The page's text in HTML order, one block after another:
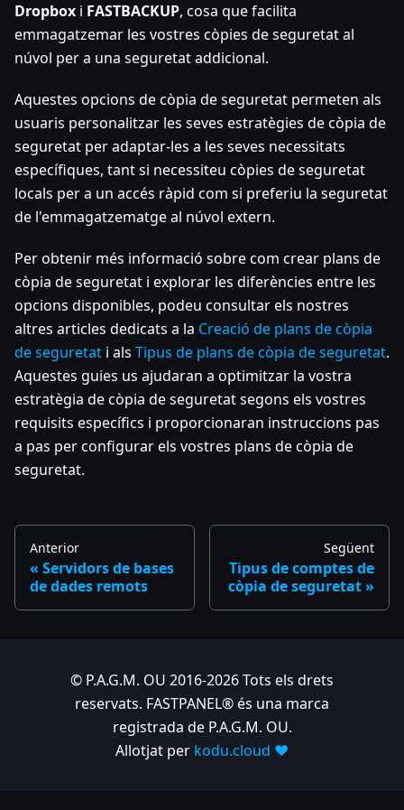
Dropbox i FASTBACKUP, cosa que facilita
emmagatzemar les vostres còpies de seguretat al
núvol per a una seguretat addicional.
Aquestes opcions de còpia de seguretat permeten als
usuaris personalitzar les seves estratègies de còpia de
seguretat per adaptar-les a les seves necessitats
específiques, tant si necessiteu còpies de seguretat
locals per a un accés ràpid com si preferiu la seguretat
de l'emmagatzematge al núvol extern.
Per obtenir més informació sobre com crear plans de
còpia de seguretat i explorar les diferències entre les
opcions disponibles, podeu consultar els nostres
altres articles dedicats a la Creació de plans de còpia
de seguretat i als Tipus de plans de còpia de seguretat.
Aquestes guies us ajudaran a optimitzar la vostra
estratègia de còpia de seguretat segons els vostres
requisits específics i proporcionaran instruccions pas
a pas per configurar els vostres plans de còpia de
seguretat.
Anterior
Servidors de bases
de dades remots
Següent
Tipus de comptes de
còpia de seguretat
© P.A.G.M. OU 2016-2026 Tots els drets
reservats. FASTPANEL® és una marca
registrada de P.A.G.M. OU.
Allotjat per kodu.cloud ❤️